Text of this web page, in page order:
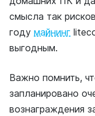
смысла так
году майнинг
выгодным.
Важно помнить,
запланировано
вознаграждения